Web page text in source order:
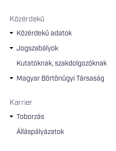
Közérdekű
Közérdekű adatok
Jogszabályok
Kutatóknak, szakdolgozóknak
Magyar Börtönügyi Társaság
Karrier
Toborzás
Álláspályázatok